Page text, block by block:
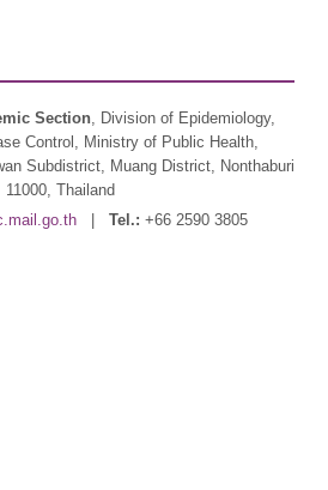
Section, Division of Epidemiology,
Control, Ministry of Public Health,
Subdistrict, Muang District, Nonthaburi
11000, Thailand
| Tel.: +66 2590 3805